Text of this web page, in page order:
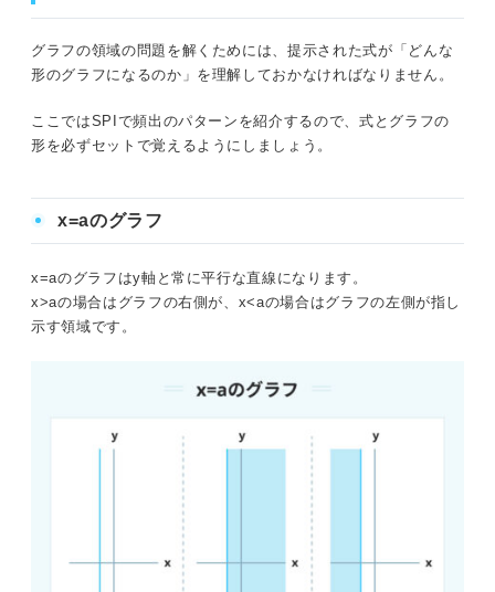
グラフの領域の問題を解くためには、提示された式が「どんな
形のグラフになるのか」を理解しておかなければなりません。
ここではSPIで頻出のパターンを紹介するので、式とグラフの
形を必ずセットで覚えるようにしましょう。
x=aのグラフ
x=aのグラフはy軸と常に平行な直線になります。
x>aの場合はグラフの右側が、x<aの場合はグラフの左側が指し
示す領域です。